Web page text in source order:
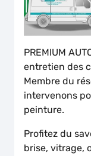
PREMIUM
entretien des
Membre du
intervenons
peinture.
Profitez du
brise, vitrage,